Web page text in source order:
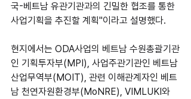
국-베트남 유관기관과의 긴밀한 협조를 통한
사업기획을 추진할 계획"이라고 설명했다.
현지에서는 ODA사업의 베트남 수원총괄기관
인 기획투자부(MPI), 사업주관기관인 베트남
산업무역부(MOIT), 관련 이해관계자인 베트
남 천연자원환경부(MoNRE), VIMLUKI와